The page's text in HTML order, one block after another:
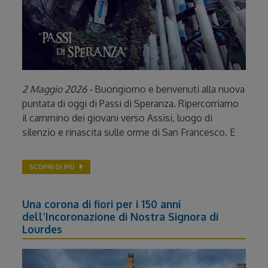
2 Maggio 2026 - Buongiorno e benvenuti alla nuova
puntata di oggi di Passi di Speranza. Ripercorriamo
il cammino dei giovani verso Assisi, luogo di
silenzio e rinascita sulle orme di San Francesco. E
SCOPRI DI PIÙ
Una corona di fiori per i 150 anni
dell’Incoronazione di Nostra Signora di
Lourdes